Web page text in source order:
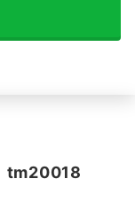
tm20018